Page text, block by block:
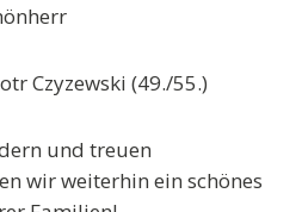
Czyzewski (49./55.)
und treuen
wir weiterhin ein schönes